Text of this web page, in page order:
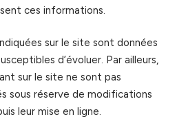
ces informations.
sur le site sont données
d’évoluer. Par ailleurs,
sur le site ne sont pas
sous réserve de modifications
leur mise en ligne.